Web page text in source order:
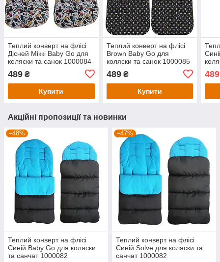
Теплий конверт на флісі
Дісней Міккі Baby Go для
коляски та санок 1000084
489 ₴
Купити
Теплий конверт на флісі
Brown Baby Go для
коляски та санок 1000085
489₴
Купити
489
Акційні пропозиції та новинки
–48%
Теплий конверт на флісі
Синій Baby Go для коляски
та санчат 1000082
–47%
Теплий конверт на флісі
Синій Solve для коляски та
санчат 1000082